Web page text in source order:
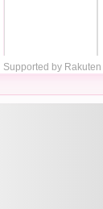
Supported by